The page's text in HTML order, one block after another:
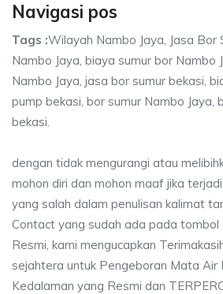
Navigasi pos
Tags :Wilayah Nambo Jaya, Jasa Bor
Nambo Jaya, biaya sumur bor Nambo
Nambo Jaya, jasa bor sumur bekasi,
pump bekasi, bor sumur Nambo Jaya,
bekasi.
dengan tidak mengurangi atau
mohon diri dan mohon maaf jika
yang salah dalam penulisan kalimat
Contact yang sudah ada pada
Resmi, kami mengucapkan
sejahtera untuk Pengeboran Mata Air
Kedalaman yang Resmi dan